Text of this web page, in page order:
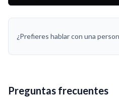
¿Prefieres hablar con una
Preguntas frecuentes